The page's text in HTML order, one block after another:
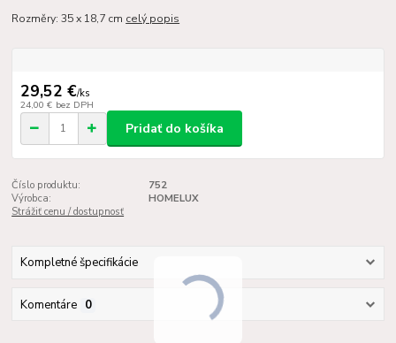
Rozměry: 35 x 18,7 cm celý popis
29,52 €/ks
24,00 € bez DPH
Pridať do košíka
Číslo produktu:
752
Výrobca:
HOMELUX
Strážiť cenu / dostupnosť
Kompletné špecifikácie
Komentáre 0